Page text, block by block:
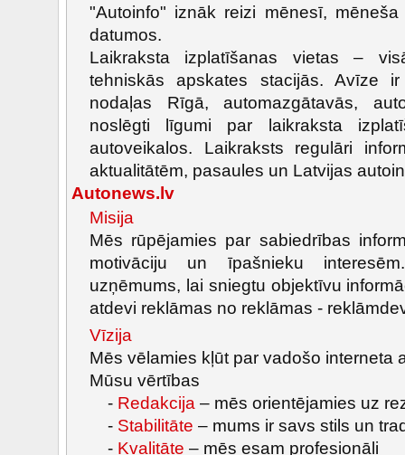
"Autoinfo" iznāk reizi mēnesī, mēneša
datumos.
Laikraksta izplatīšanas vietas –
tehniskās apskates stacijās. Avīze
nodaļas Rīgā, automazgātavās,
noslēgti līgumi par laikraksta
autoveikalos. Laikraksts regulāri
aktualitātēm, pasaules un Latvijas
Autonews.lv
Misija
Mēs rūpējamies par sabiedrības
motivāciju un īpašnieku
uzņēmums, lai sniegtu objektīvu
atdevi reklāmas no reklāmas -
Vīzija
Mēs vēlamies kļūt par vadošo interneta
Mūsu vērtības
- Redakcija – mēs orientējamies uz
- Stabilitāte – mums ir savs stils un
- Kvalitāte – mēs esam profesionāļi